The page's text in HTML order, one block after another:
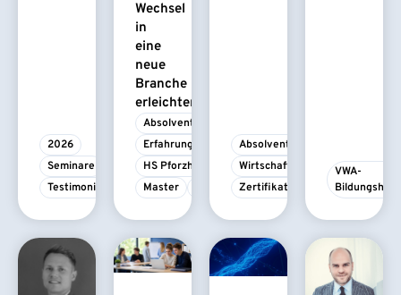
2026
Seminare
Testimonial
Wechsel
in
eine
neue
Branche
erleichtert
Absolvent/-in
Erfahrungsbericht
HS Pforzheim
Master
Absolvent/-in
Wirtschaftspsychologie
Zertifikatskurs
VWA-
Bildungshaus